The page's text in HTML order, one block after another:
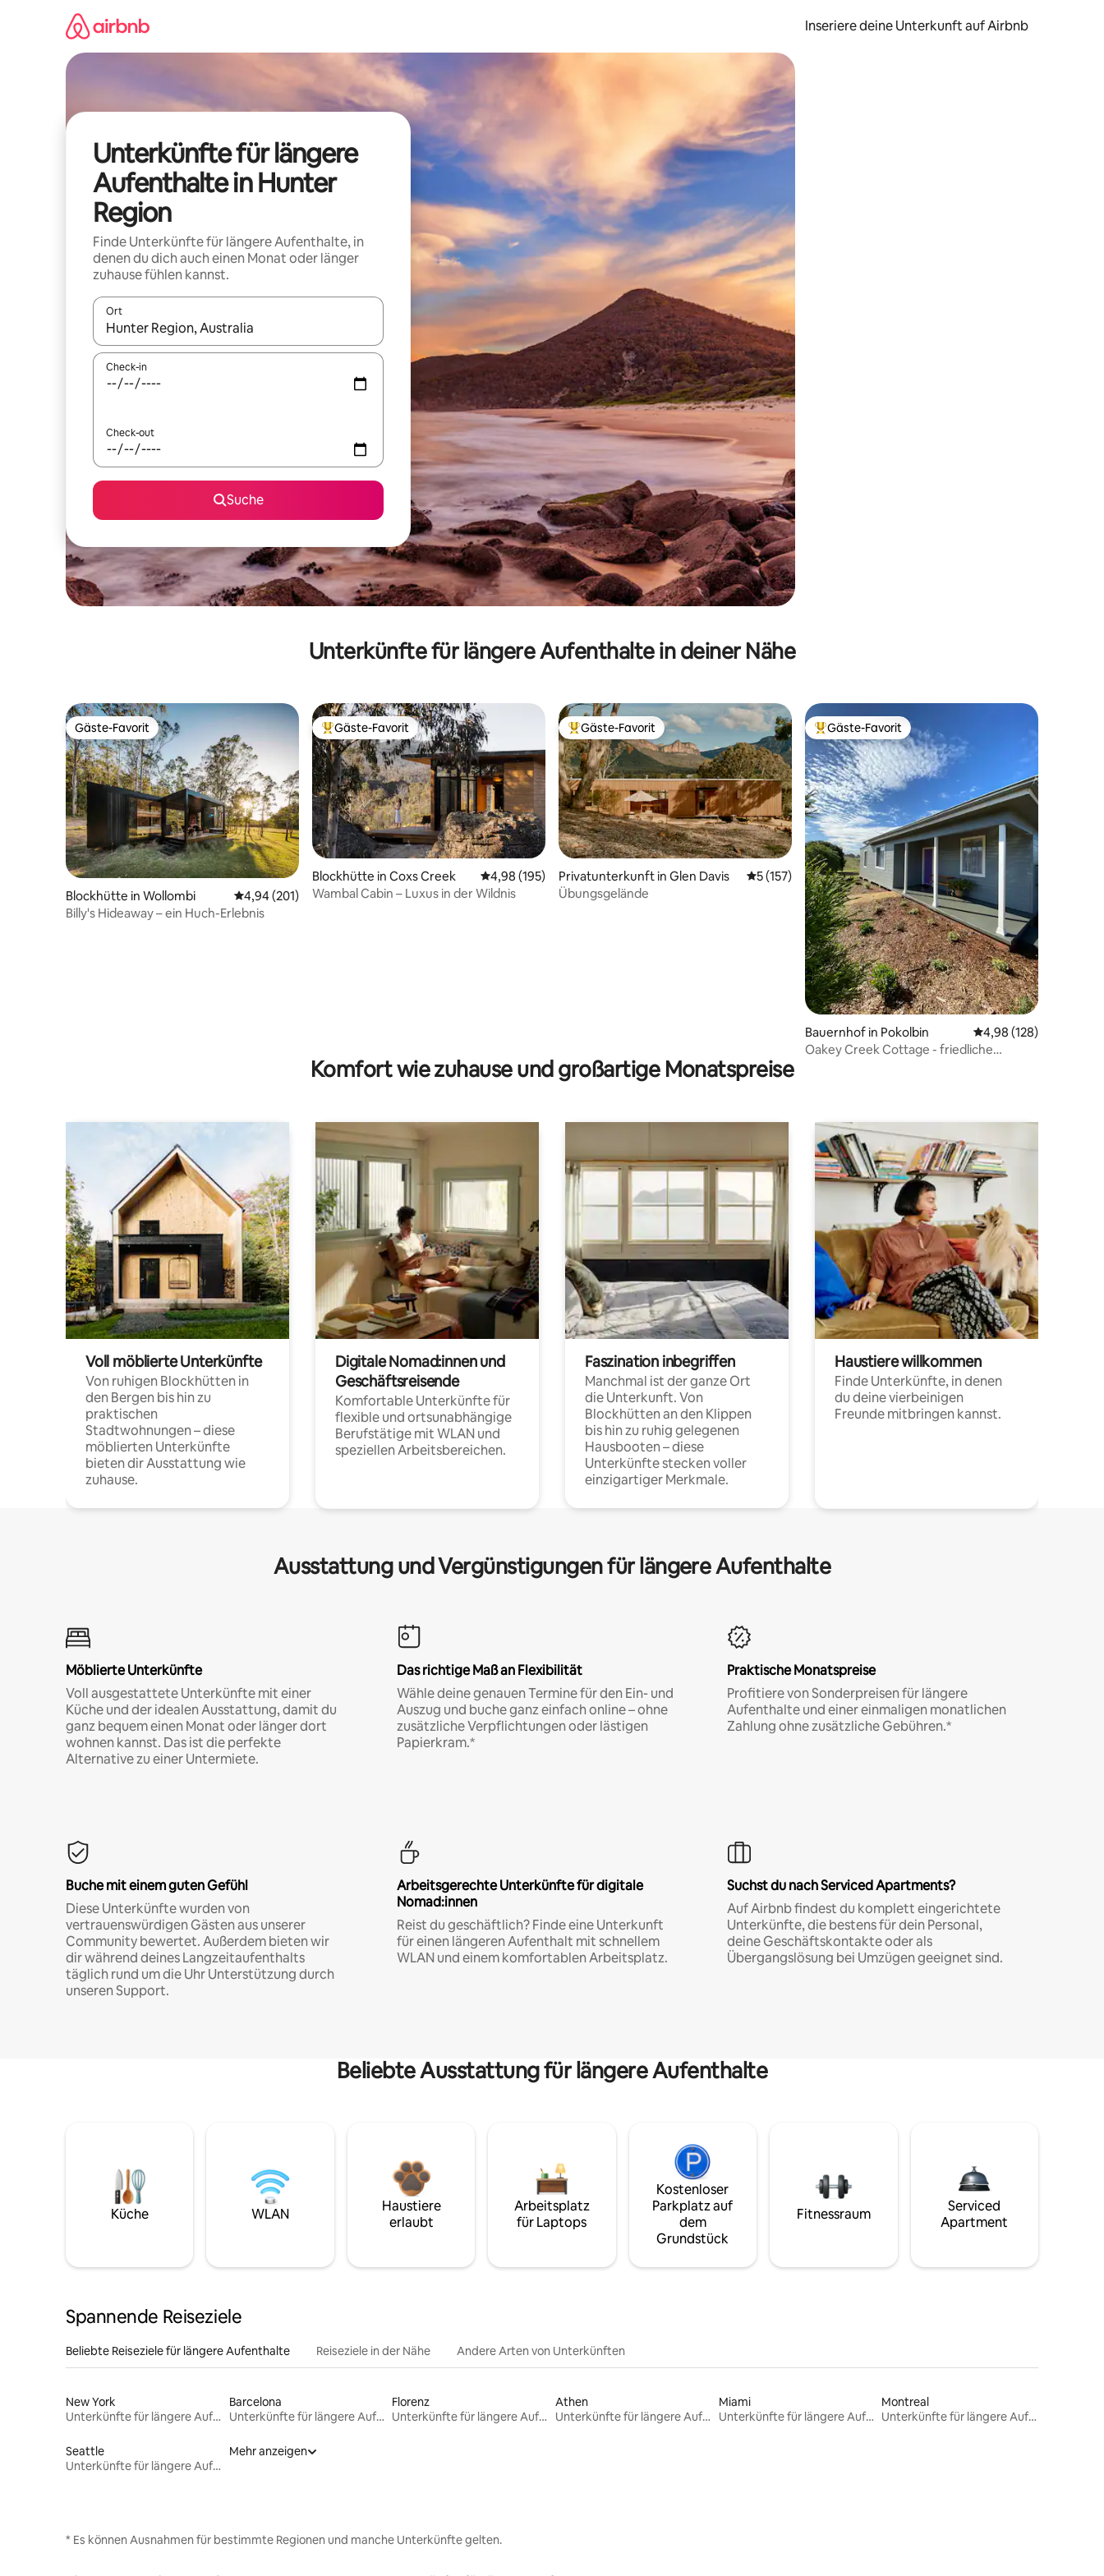
Inseriere deine Unterkunft auf Airbnb
Unterkünfte für längere
Aufenthalte in Hunter
Region
Finde Unterkünfte für längere Aufenthalte, in
denen du dich auch einen Monat oder länger
zuhause fühlen kannst.
Ort
Wenn Ergebnisse verfügbar sind, navigiere mit den Pfeiltasten nach oben und unten oder erkunde die Ergebnisse durch Berühren oder Wischgesten.
Check-in
Check-out
Suche
Unterkünfte für längere Aufenthalte in deiner Nähe
Gäste-Favorit
Gäste-Favorit
Blockhütte in Wollombi Durchschnittliche Bewertung: 4,94 von 5, 201 Bewertungen
4,94 (201)
Billy's Hideaway – ein Huch-Erlebnis
Beliebter Gäste-Favorit.
Gäste-Favorit
Blockhütte in Coxs Creek Durchschnittliche Bewertung: 4,98 von 5, 195 Bewertungen
4,98 (195)
Wambal Cabin – Luxus in der Wildnis
Beliebter Gäste-Favorit.
Gäste-Favorit
Privatunterkunft in Glen Davis Durchschnittliche Bewertung: 5 von 5, 157 Bewertungen
5 (157)
Übungsgelände
Beliebter Gäste-Favorit.
Gäste-Favorit
Bauernhof in Pokolbin Durchschnittliche
4,98 (128)
Oakey Creek Cottage - friedliche
Komfort wie zuhause und großartige Monatspreise
Voll möblierte Unterkünfte
Von ruhigen Blockhütten in
den Bergen bis hin zu
praktischen
Stadtwohnungen – diese
möblierten Unterkünfte
bieten dir Ausstattung wie
zuhause.
Digitale Nomad:innen und
Geschäftsreisende
Komfortable Unterkünfte für
flexible und ortsunabhängige
Berufstätige mit WLAN und
speziellen Arbeitsbereichen.
Faszination inbegriffen
Manchmal ist der ganze Ort
die Unterkunft. Von
Blockhütten an den Klippen
bis hin zu ruhig gelegenen
Hausbooten – diese
Unterkünfte stecken voller
einzigartiger Merkmale.
Haustiere willkommen
Finde Unterkünfte, in denen
du deine vierbeinigen
Freunde mitbringen kannst.
Ausstattung und Vergünstigungen für längere Aufenthalte
Möblierte Unterkünfte
Voll ausgestattete Unterkünfte mit einer
Küche und der idealen Ausstattung, damit du
ganz bequem einen Monat oder länger dort
wohnen kannst. Das ist die perfekte
Alternative zu einer Untermiete.
Das richtige Maß an Flexibilität
Wähle deine genauen Termine für den Ein- und
Auszug und buche ganz einfach online – ohne
zusätzliche Verpflichtungen oder lästigen
Papierkram.*
Praktische Monatspreise
Profitiere von Sonderpreisen für längere
Aufenthalte und einer einmaligen monatlichen
Zahlung ohne zusätzliche Gebühren.*
Buche mit einem guten Gefühl
Diese Unterkünfte wurden von
vertrauenswürdigen Gästen aus unserer
Community bewertet. Außerdem bieten wir
dir während deines Langzeitaufenthalts
täglich rund um die Uhr Unterstützung durch
unseren Support.
Arbeitsgerechte Unterkünfte für digitale
Nomad:innen
Reist du geschäftlich? Finde eine Unterkunft
für einen längeren Aufenthalt mit schnellem
WLAN und einem komfortablen Arbeitsplatz.
Suchst du nach Serviced Apartments?
Auf Airbnb findest du komplett eingerichtete
Unterkünfte, die bestens für dein Personal,
deine Geschäftskontakte oder als
Übergangslösung bei Umzügen geeignet sind.
Beliebte Ausstattung für längere Aufenthalte
Küche WLAN
Haustiere
erlaubt
Arbeitsplatz
für Laptops
Kostenloser
Parkplatz auf
dem
Grundstück
Fitnessraum
Serviced
Apartment
Spannende Reiseziele
Beliebte Reiseziele für längere Aufenthalte Reiseziele in der Nähe Andere Arten von Unterkünften
New York
Unterkünfte für längere Aufenthalte
Barcelona
Unterkünfte für längere Aufenthalte
Florenz
Unterkünfte für längere Aufenthalte
Athen
Unterkünfte für längere Aufenthalte
Miami
Unterkünfte für längere Aufenthalte
Montreal
Unterkünfte für längere Aufenthalte
Seattle
Unterkünfte für längere Aufenthalte
Mehr anzeigen
* Es können Ausnahmen für bestimmte Regionen und manche Unterkünfte gelten.